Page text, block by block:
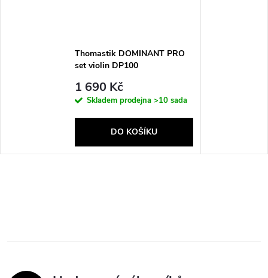
Thomastik DOMINANT PRO
set violin DP100
1 690 Kč
Skladem prodejna >10 sada
DO KOŠÍKU